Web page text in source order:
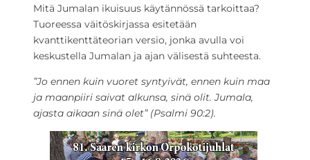
Mitä Jumalan ikuisuus käytännössä tarkoittaa?
Tuoreessa väitöskirjassa esitetään
kvanttikenttäteorian versio, jonka avulla voi
keskustella Jumalan ja ajan välisestä suhteesta.
”Jo ennen kuin vuoret syntyivät, ennen kuin maa
ja maanpiiri saivat alkunsa, sinä olit. Jumala,
ajasta aikaan sinä olet” (Psalmi 90:2).